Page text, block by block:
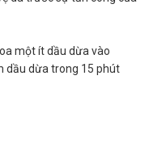
một ít dầu dừa vào
dầu dừa trong 15 phút